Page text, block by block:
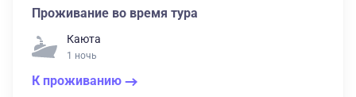
Проживание во время тура
Каюта
1 ночь
К проживанию